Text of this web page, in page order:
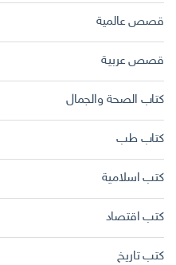
قصص عالمية
قصص عربية
كتاب الصحة والجمال
كتاب طب
كتب اسلامية
كتب اقتصاد
كتب تاريخ